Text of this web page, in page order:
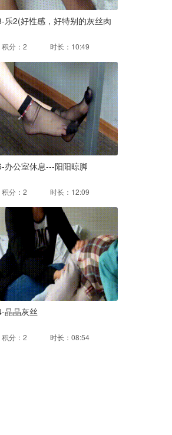
乐2(好性感，好特别的灰丝肉
积分：2 时长：10:49
办公室休息---阳阳晾脚
积分：2 时长：12:09
晶晶灰丝
积分：2 时长：08:54